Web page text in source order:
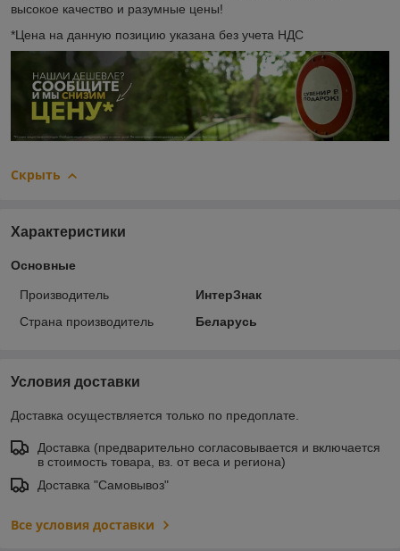
высокое качество и разумные цены!
*Цена на данную позицию указана без учета НДС
Скрыть
Характеристики
Основные
Производитель
ИнтерЗнак
Страна производитель
Беларусь
Условия доставки
Доставка осуществляется только по предоплате.
Доставка (предварительно согласовывается и включается
в стоимость товара, вз. от веса и региона)
Доставка "Самовывоз"
Все условия доставки